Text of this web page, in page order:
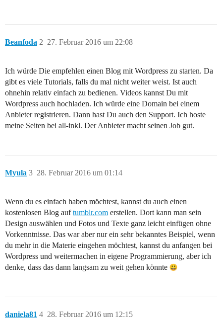
Beanfoda 27. Februar 2016 um 22:08
2
Ich würde Die empfehlen einen Blog mit Wordpress zu starten. Da
gibt es viele Tutorials, falls du mal nicht weiter weist. Ist auch
ohnehin relativ einfach zu bedienen. Videos kannst Du mit
Wordpress auch hochladen. Ich würde eine Domain bei einem
Anbieter registrieren. Dann hast Du auch den Support. Ich hoste
meine Seiten bei all-inkl. Der Anbieter macht seinen Job gut.
Myula 28. Februar 2016 um 01:14
3
Wenn du es einfach haben möchtest, kannst du auch einen
kostenlosen Blog auftumblr.com erstellen. Dort kann man sein
Design auswählen und Fotos und Texte ganz leicht einfügen ohne
Vorkenntnisse. Das war aber nur ein sehr bekanntes Beispiel, wenn
du mehr in die Materie eingehen möchtest, kannst du anfangen bei
Wordpress und weitermachen in eigene Programmierung, aber ich
denke, dass das dann langsam zu weit gehen könnte
daniela81 28. Februar 2016 um 12:15
4